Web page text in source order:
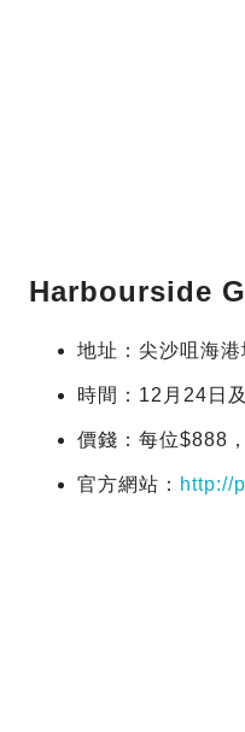
Harbourside
地址：尖沙咀海
時間：12月24日
價錢：每位$888
官方網站： http://